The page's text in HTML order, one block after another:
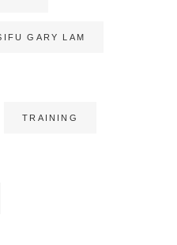
GARY LAM
TRAINING